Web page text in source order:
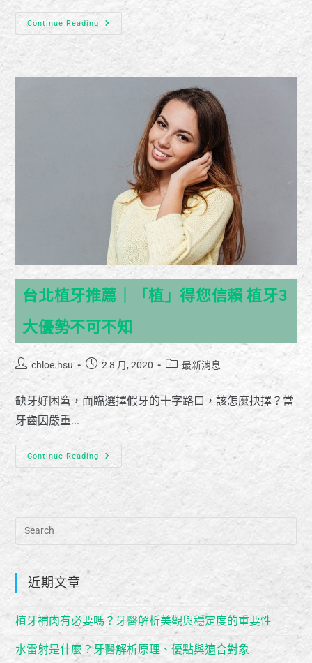
Continue Reading
台北植牙推薦｜「植」得您信賴 植牙3
大優勢不可不知
chloe.hsu 2 8 月, 2020 最新消息
缺牙好困窘，面臨選擇假牙的十字路口，該怎麼抉擇？當
牙齒因嚴重...
Continue Reading
近期文章
植牙補肉有必要嗎？牙醫解析美觀與穩定度的重要性
水雷射是什麼？牙醫解析原理、優點與適合對象